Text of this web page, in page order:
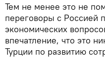
Тем не менее это не
переговоры с Россией
экономических
впечатление, что это
Турции по развитию